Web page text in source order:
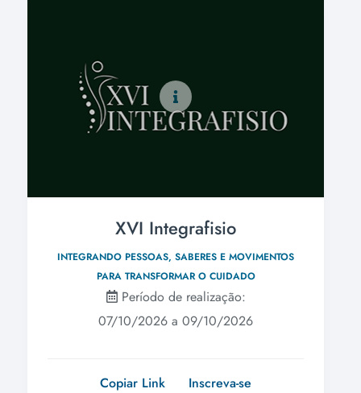
XVI Integrafisio
INTEGRANDO PESSOAS, SABERES E MOVIMENTOS
PARA TRANSFORMAR O CUIDADO
Período de realização:
07/10/2026 a 09/10/2026
Copiar Link Inscreva-se